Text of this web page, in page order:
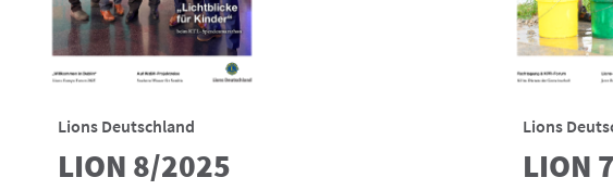
Lions Deutschland
LION 8/2025
Lions
LION